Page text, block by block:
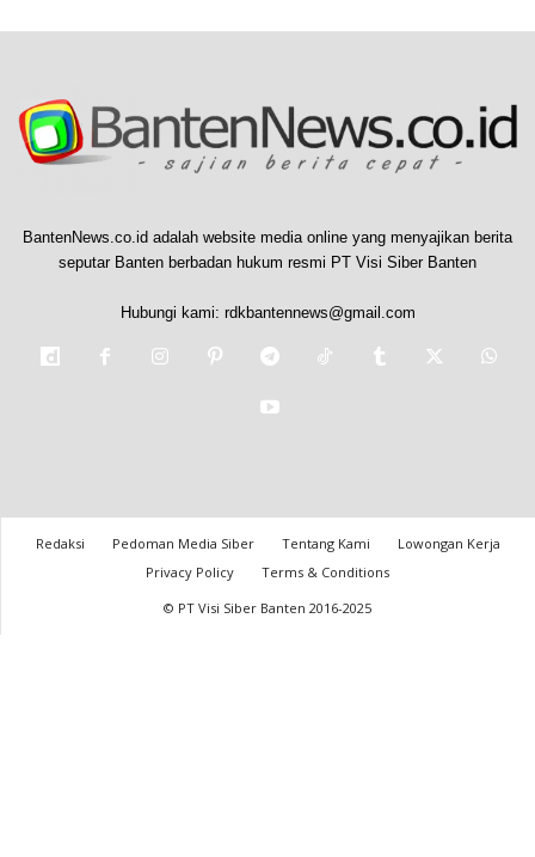
BantenNews.co.id adalah website media online yang menyajikan berita
seputar Banten berbadan hukum resmi PT Visi Siber Banten
Hubungi kami: rdkbantennews@gmail.com
Redaksi Pedoman Media Siber Tentang Kami
Lowongan Kerja
Privacy Policy
Terms & Conditions
© PT Visi Siber Banten 2016-2025